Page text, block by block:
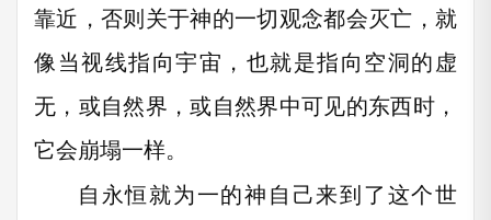
靠近，否则关于神的一切观念都会灭亡，就
像当视线指向宇宙，也就是指向空洞的虚
无，或自然界，或自然界中可见的东西时，
它会崩塌一样。
自永恒就为一的神自己来到了这个世